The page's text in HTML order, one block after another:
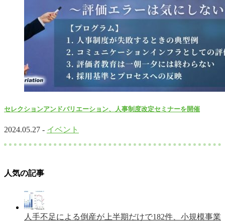
セレクションアンドバリエーション、人事制度改定セミナーを開催
2024.05.27 - イベント
人気の記事
人手不足による倒産が上半期だけで182件、小規模事業